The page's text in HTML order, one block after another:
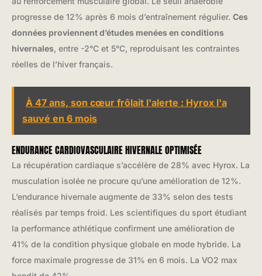
progresse de 12% après 6 mois d’entraînement régulier. Ces
données proviennent d’études menées en conditions
hivernales , entre -2°C et 5°C, reproduisant les contraintes
réelles de l’hiver français.
À 47 ans, son cœur frôlait l'alerte : Hyrox l'a
sauvé en 6 mois
ENDURANCE CARDIOVASCULAIRE HIVERNALE OPTIMISÉE
La récupération cardiaque s’accélère de 28% avec Hyrox. La
musculation isolée ne procure qu’une amélioration de 12%.
L’endurance hivernale augmente de 33% selon des tests
réalisés par temps froid. Les scientifiques du sport étudiant
la performance athlétique confirment une amélioration de
41% de la condition physique globale en mode hybride. La
force maximale progresse de 31% en 6 mois. La VO2 max